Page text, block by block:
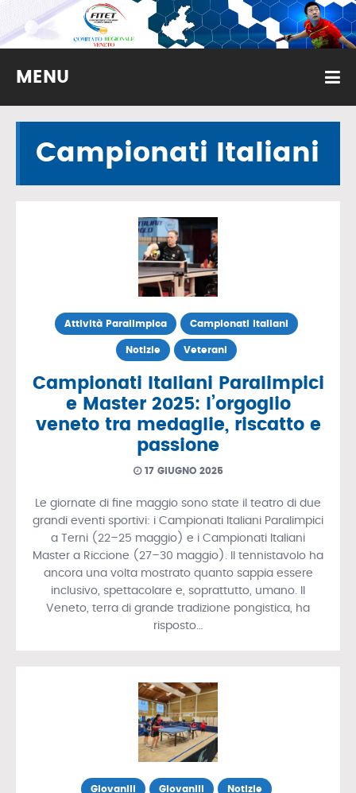
MENU
Campionati Italiani
Attività Paralimpica Campionati Italiani
Notizie Veterani
Campionati Italiani Paralimpici
e Master 2025: l’orgoglio
veneto tra medaglie, riscatto e
passione
17 GIUGNO 2025
Le giornate di fine maggio sono state il teatro di due
grandi eventi sportivi: i Campionati Italiani Paralimpici
a Terni (22–25 maggio) e i Campionati Italiani
Master a Riccione (27–30 maggio). Il tennistavolo ha
ancora una volta mostrato quanto sappia essere
inclusivo, spettacolare e, soprattutto, umano. Il
Veneto, terra di grande tradizione pongistica, ha
risposto…
Giovanili Giovanili Notizie